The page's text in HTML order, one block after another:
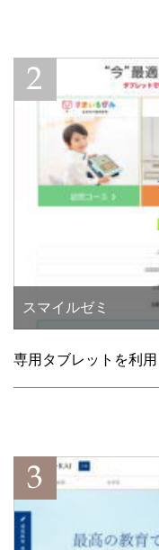
スマイルゼミ
専用タブレットを利用